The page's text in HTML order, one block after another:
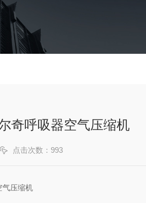
奇呼吸器空气压缩机
点击次数：993
气压缩机